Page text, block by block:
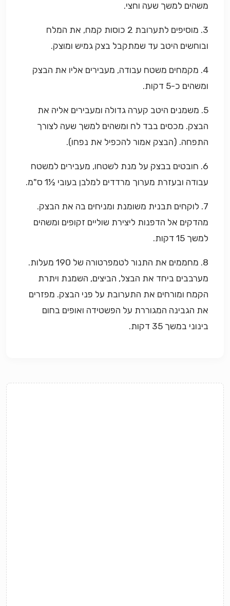
משהים למשך שעה וחצי.
3. מוסיפים לתערובת 2 כוסות קמח, את המלח
ובוחשים היטב עד שמתקבל בצק גמיש ומוצק.
4. מקמחים משטח עבודה, מעבירים אליו את הבצק
ומשהים כ-5 דקות.
5. משמנים היטב קערה גדולה ומעבירים אליה את
הבצק. מכסים בבד לח ומשהים למשך שעה לצורך
התפחה. (הבצק אמור להכפיל את נפחו).
6. חובטים בבצק על מנת לשטחו, מעבירים למשטח
עבודה ובעזרת מערוך מרדדים למלבן בעובי ½1 ס"מ.
7. לוקחים תבנית משומנת ומניחים בה את הבצק.
מהדקים אל הדפנות ליצירת שוליים זקופים ומשהים
למשך 15 דקות.
8. מחממים את התנור לטמפרטורה של 190 מעלות.
מערבבים ביחד את הבצל, הביצים, השמנת ויתרת
הקמח ומורחים את התערובת על פני הבצק. מפזרים
את הגבינה המגוררת על הפשטידה ואופים בחום
בינוני במשך 35 דקות.